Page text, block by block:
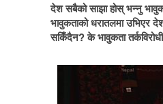
देश सबैको साझा होस् भन्नु
भावुकताको धरातलमा उभिएर
सकिँदैन? के भावुकता